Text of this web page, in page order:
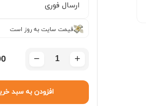
ارسال فوری
قیمت سایت به روز است
+
−
افزودن به سبد